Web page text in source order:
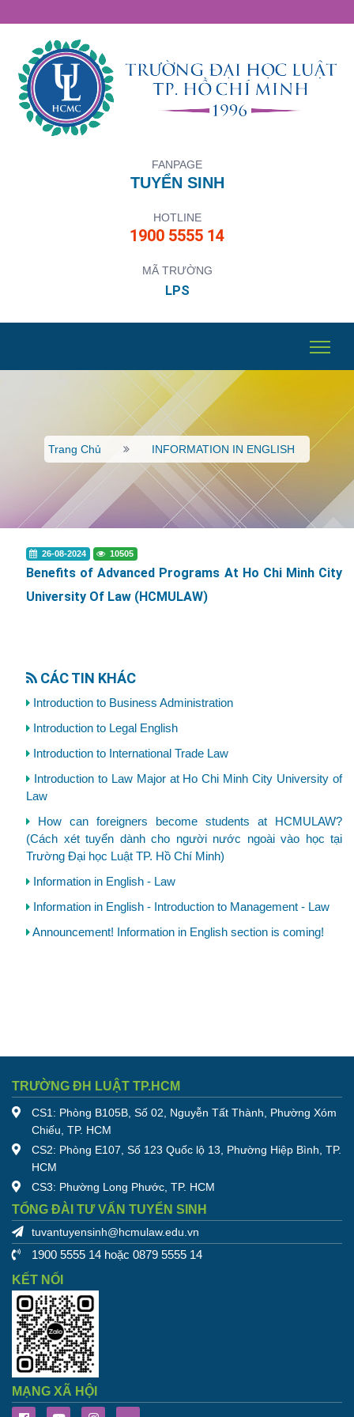
FANPAGE
TUYỂN SINH
HOTLINE
1900 5555 14
MÃ TRƯỜNG
LPS
Trang Chủ INFORMATION IN ENGLISH
26-08-2024 10505
Benefits of Advanced Programs At Ho Chi Minh City
University Of Law (HCMULAW)
CÁC TIN KHÁC
Introduction to Business Administration
Introduction to Legal English
Introduction to International Trade Law
Introduction to Law Major at Ho Chi Minh City University of
Law
How can foreigners become students at HCMULAW?
(Cách xét tuyển dành cho người nước ngoài vào học tại
Trường Đại học Luật TP. Hồ Chí Minh)
Information in English - Law
Information in English - Introduction to Management - Law
Announcement! Information in English section is coming!
TRƯỜNG ĐH LUẬT TP.HCM
CS1: Phòng B105B, Số 02, Nguyễn Tất Thành, Phường Xóm
Chiếu, TP. HCM
CS2: Phòng E107, Số 123 Quốc lộ 13, Phường Hiệp Bình, TP.
HCM
CS3: Phường Long Phước, TP. HCM
TỔNG ĐÀI TƯ VẤN TUYỂN SINH
tuvantuyensinh@hcmulaw.edu.vn
1900 5555 14 hoặc 0879 5555 14
KẾT NỐI
MẠNG XÃ HỘI